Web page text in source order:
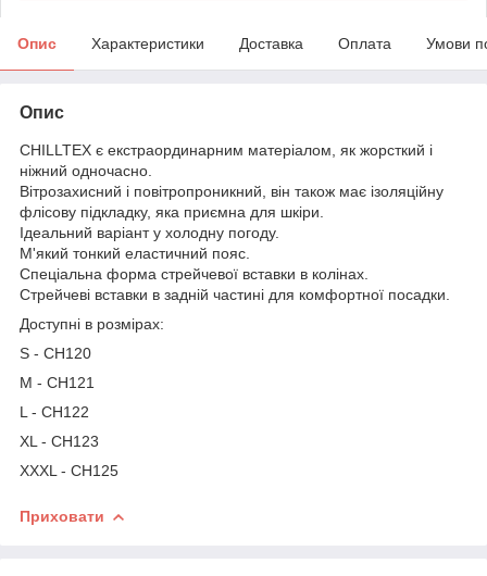
Опис Характеристики Доставка Оплата Умови
Опис
CHILLTEX є екстраординарним матеріалом, як жорсткий і
ніжний одночасно.
Вітрозахисний і повітропроникний, він також має ізоляційну
флісову підкладку, яка приємна для шкіри.
Ідеальний варіант у холодну погоду.
М'який тонкий еластичний пояс.
Спеціальна форма стрейчевої вставки в колінах.
Стрейчеві вставки в задній частині для комфортної посадки.
Доступні в розмірах:
S - CH120
M - CH121
L - CH122
XL - CH123
XXXL - CH125
Приховати